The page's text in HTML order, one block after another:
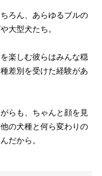
ろん、あらゆるブルの
大型犬たち。
楽しむ彼らはみんな穏
差別を受けた経験があ
らも、ちゃんと顔を見
の犬種と何ら変わりの
だから。